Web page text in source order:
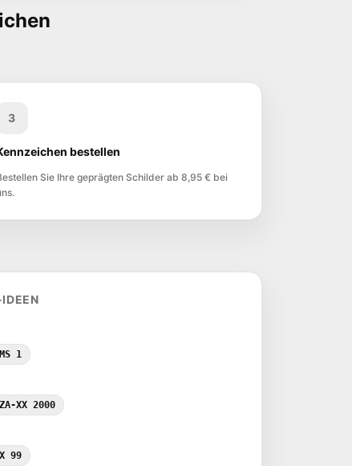
3
bestellen
Sie Ihre geprägten Schilder ab 8,95 € bei
1
ZA-XX 2000
99